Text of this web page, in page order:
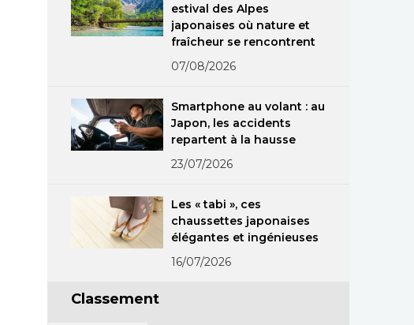
estival des Alpes
japonaises où nature et
fraîcheur se rencontrent
07/08/2026
Smartphone au volant : au
Japon, les accidents
repartent à la hausse
23/07/2026
Les « tabi », ces
chaussettes japonaises
élégantes et ingénieuses
16/07/2026
Classement